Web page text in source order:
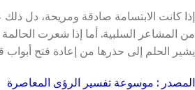
إذا كانت الابتسامة صادقة ومريحة، دل
من المشاعر السلبية. أما إذا شعرت الحالمة
يشير الحلم إلى حذرها من إعادة فتح أبواب
المصدر : موسوعة تفسير الرؤى المعاصرة